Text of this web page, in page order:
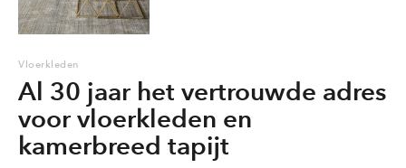
Vloerkleden
Al 30 jaar het vertrouwde adres
voor vloerkleden en
kamerbreed tapijt